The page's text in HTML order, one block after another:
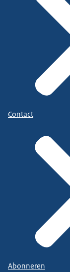
Contact
Abonneren